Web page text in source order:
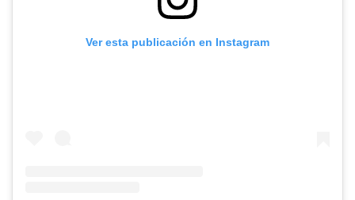
Ver esta publicación en Instagram